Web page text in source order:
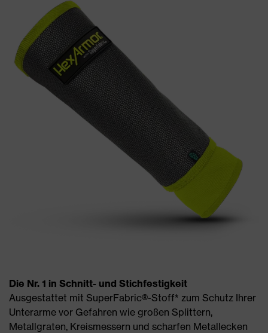
Die Nr. 1 in Schnitt- und Stichfestigkeit
Ausgestattet mit SuperFabric®-Stoff* zum Schutz Ihrer
Unterarme vor Gefahren wie großen Splittern,
Metallgraten, Kreismessern und scharfen Metallecken